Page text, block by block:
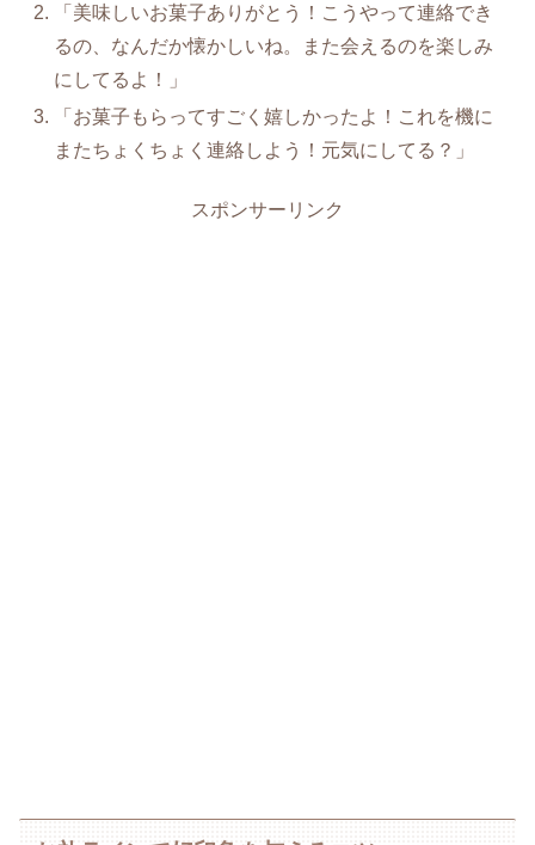
「美味しいお菓子ありがとう！こうやって連絡でき
るの、なんだか懐かしいね。また会えるのを楽しみ
にしてるよ！」
「お菓子もらってすごく嬉しかったよ！これを機に
またちょくちょく連絡しよう！元気にしてる？」
スポンサーリンク